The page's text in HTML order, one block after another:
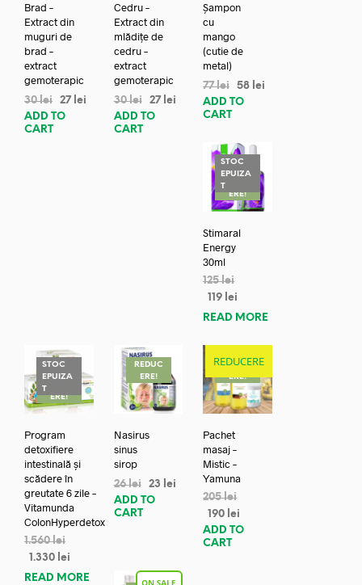
Brad –
Extract din
muguri de
brad –
extract
gemoterapic
30lei 27 lei
ADD TO
CART
Cedru –
Extract din
mlădițe de
cedru –
extract
gemoterapic
30lei 27 lei
ADD TO
CART
Șampon
cu
mango
(cutie de
metal)
77lei 58 lei
ADD TO
CART
STOC
EPUIZA
TREDUC
ERE!
Stimaral
Energy
30ml
125lei
119 lei
READ MORE
STOC
EPUIZA
TREDUC
ERE!
Program
detoxifiere
intestinală și
scădere în
greutate 6 zile –
Vitamunda
ColonHyperdetox
1.560lei
1.330 lei
READ MORE
REDUC
ERE!
Nasirus
sinus
sirop
26lei 23
lei
ADD TO
CART
REDUCERE
REDUC
ERE!
Pachet
masaj –
Mistic –
Yamuna
205lei
190 lei
ADD TO
CART